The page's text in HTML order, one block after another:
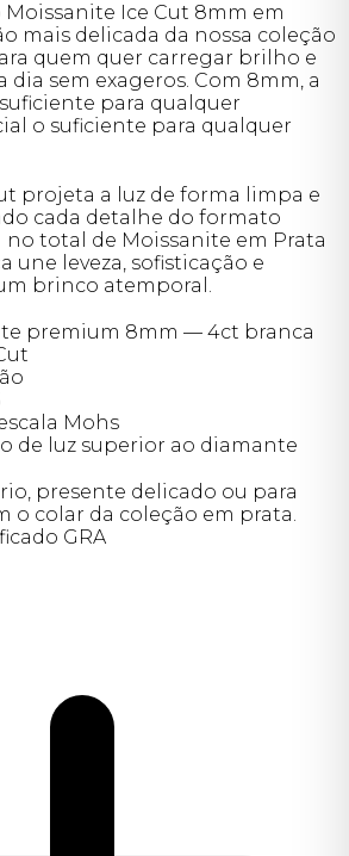
Moissanite Ice Cut 8mm em
mais delicada da nossa coleção
quem quer carregar brilho e
dia sem exageros. Com 8mm, a
para qualquer
o suficiente para qualquer
projeta a luz de forma limpa e
cada detalhe do formato
no total de Moissanite em Prata
une leveza, sofisticação e
brinco atemporal.
premium 8mm — 4ct branca
Mohs
de luz superior ao diamante
presente delicado ou para
o colar da coleção em prata.
GRA